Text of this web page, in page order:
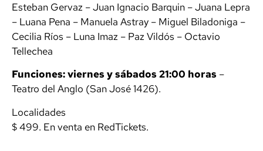
Esteban Gervaz – Juan Ignacio Barquin – Juana Lepra
– Luana Pena – Manuela Astray – Miguel Biladoniga –
Cecilia Ríos – Luna Imaz – Paz Vildós – Octavio
Tellechea
Funciones: viernes y sábados 21:00 horas –
Teatro del Anglo (San José 1426).
Localidades
$ 499. En venta en RedTickets.